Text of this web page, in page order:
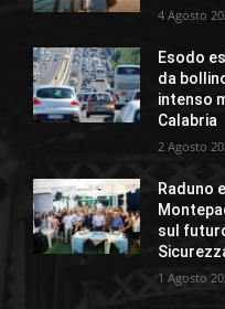
4 Agosto
Esodo
da
intenso
Calabria
2 Agosto
Raduno
sul
1 Agosto